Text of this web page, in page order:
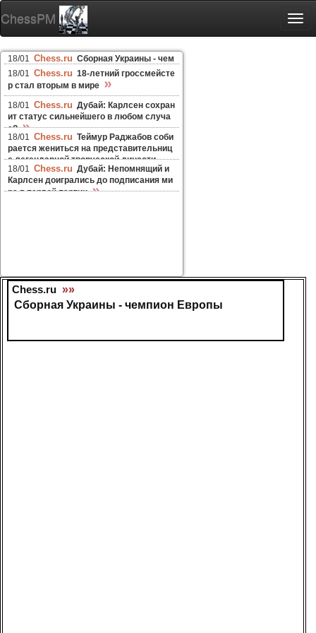
ChessPM
18/01 Chess.ru Сборная Украины - чем
пион Европы
»
18/01 Chess.ru 18-летний гроссмейсте
р стал вторым в мире »
18/01 Chess.ru Дубай: Карлсен сохран
ит статус сильнейшего в любом случа
е?
»
18/01 Chess.ru Теймур Раджабов соби
рается жениться на представительниц
е легендарной творческой династи
и
»
18/01 Chess.ru Дубай: Непомнящий и
Карлсен доигрались до подписания ми
ра в первой партии »
Chess.ru »»
Сборная Украины - чемпион Европы